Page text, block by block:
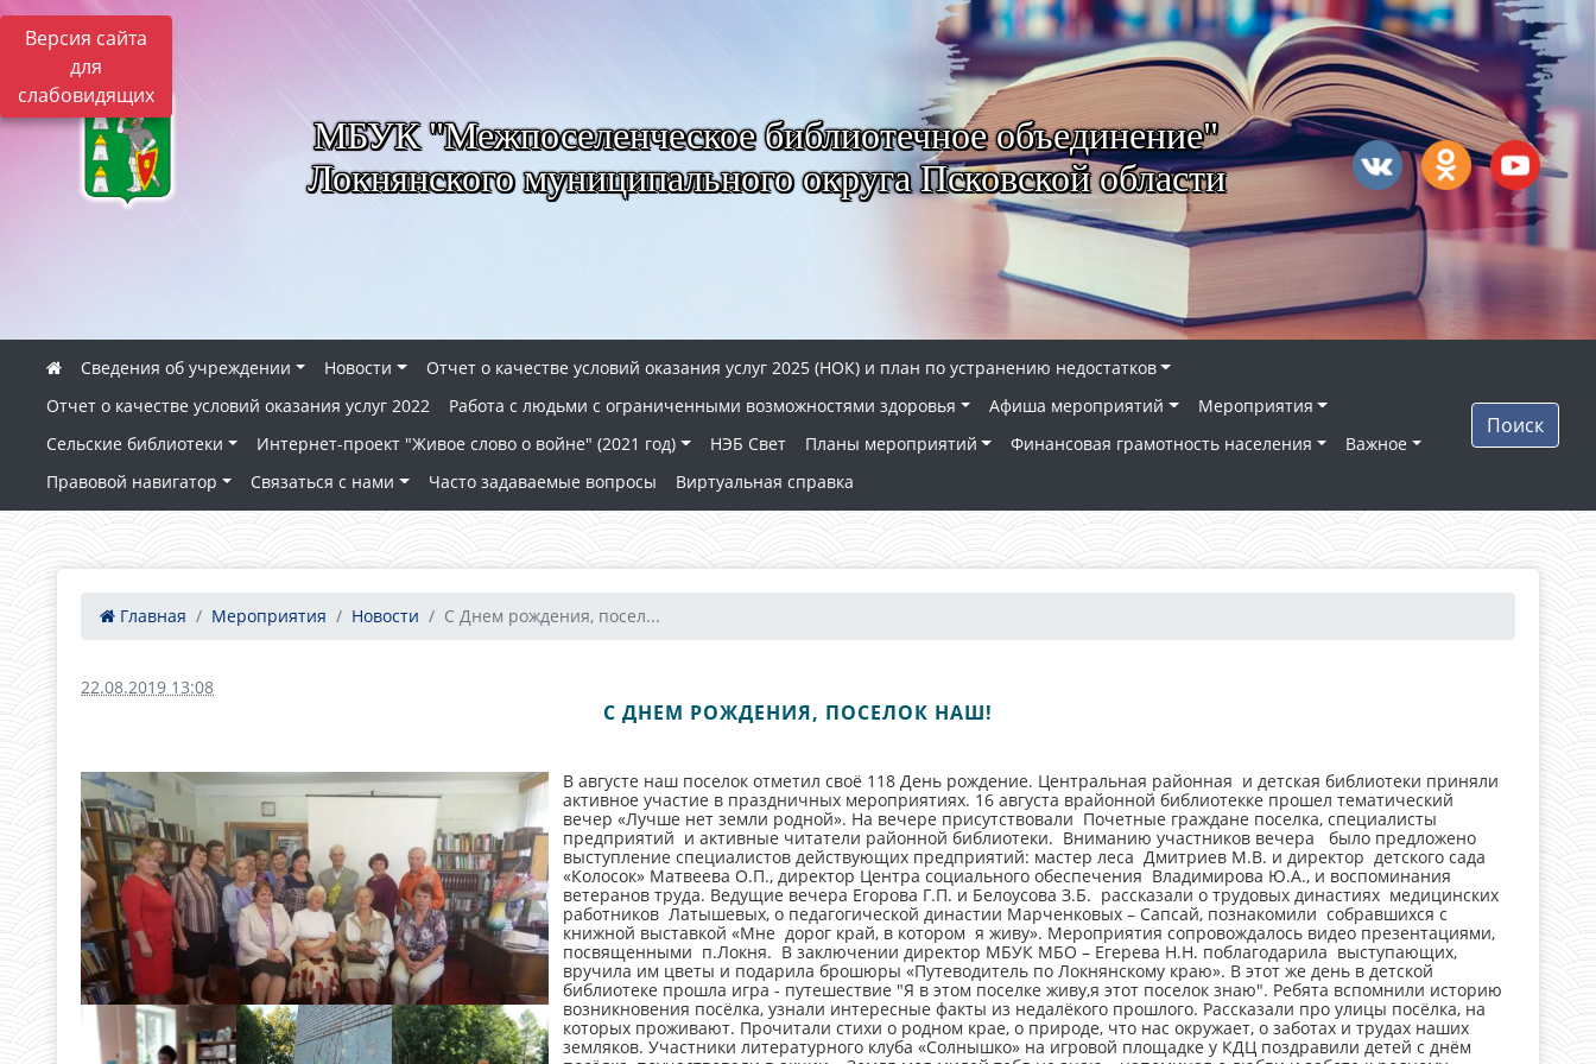
Версия сайта
для
слабовидящих
МБУК "Межпоселенческое библиотечное объединение"
Локнянского муниципального округа Псковской области
Сведения об учреждении Новости
Отчет о качестве условий оказания услуг 2025 (НОК) и план по устранению недостатков
Отчет о качестве условий оказания услуг 2022
Работа с людьми с ограниченными возможностями здоровья Афиша мероприятий
Мероприятия
Сельские библиотеки
Интернет-проект "Живое слово о войне" (2021 год) НЭБ Свет Планы мероприятий Финансовая грамотность населения
Важное
Правовой навигатор
Связаться с нами Часто задаваемые вопросы Виртуальная справка
Поиск
Главная Мероприятия Новости С Днем рождения, посел...
22.08.2019 13:08
С ДНЕМ РОЖДЕНИЯ, ПОСЕЛОК НАШ!
В августе наш поселок отметил своё 118 День рождение. Центральная районная и детская библиотеки приняли
активное участие в праздничных мероприятиях. 16 августа врайонной библиотекке прошел тематический
вечер «Лучше нет земли родной». На вечере присутствовали Почетные граждане поселка, специалисты
предприятий и активные читатели районной библиотеки. Вниманию участников вечера было предложено
выступление специалистов действующих предприятий: мастер леса Дмитриев М.В. и директор детского сада
«Колосок» Матвеева О.П., директор Центра социального обеспечения Владимирова Ю.А., и воспоминания
ветеранов труда. Ведущие вечера Егорова Г.П. и Белоусова З.Б. рассказали о трудовых династиях медицинских
работников Латышевых, о педагогической династии Марченковых – Сапсай, познакомили собравшихся с
книжной выставкой «Мне дорог край, в котором я живу». Мероприятия сопровождалось видео презентациями,
посвященными п.Локня. В заключении директор МБУК МБО – Егерева Н.Н. поблагодарила выступающих,
вручила им цветы и подарила брошюры «Путеводитель по Локнянскому краю». В этот же день в детской
библиотеке прошла игра - путешествие "Я в этом поселке живу,я этот поселок знаю". Ребята вспомнили историю
возникновения посёлка, узнали интересные факты из недалёкого прошлого. Рассказали про улицы посёлка, на
которых проживают. Прочитали стихи о родном крае, о природе, что нас окружает, о заботах и трудах наших
земляков. Участники литературного клуба «Солнышко» на игровой площадке у КДЦ поздравили детей с днём